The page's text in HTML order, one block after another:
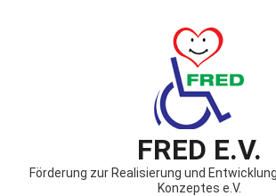
FRED E.V.
Förderung zur Realisierung und
Konzeptes e.V.